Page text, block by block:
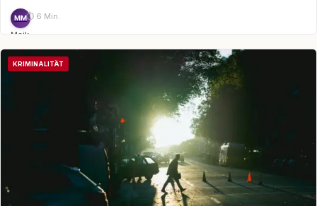
MM
Maik
Möhring
⏱ 6 Min.
KRIMINALITÄT